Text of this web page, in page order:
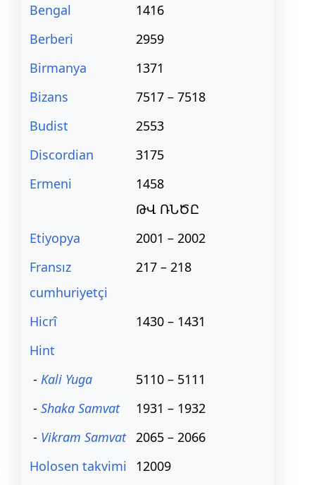
Bengal
1416
Berberi
2959
Birmanya
1371
Bizans
7517 – 7518
Budist
2553
Discordian
3175
Ermeni
1458
ԹՎ ՌՆԾԸ
Etiyopya
2001 – 2002
Fransız
cumhuriyetçi
217 – 218
Hicrî
1430 – 1431
Hint
- Kali Yuga
5110 – 5111
- Shaka Samvat
1931 – 1932
- Vikram Samvat
2065 – 2066
Holosen takvimi
12009